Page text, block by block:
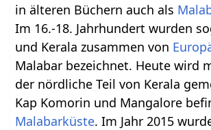
in älteren Büchern auch als
Im 16.-18. Jahrhundert wurden
und Kerala zusammen von
Malabar bezeichnet. Heute wird
der nördliche Teil von Kerala
Kap Komorin und Mangalore
Malabarküste. Im Jahr 2015